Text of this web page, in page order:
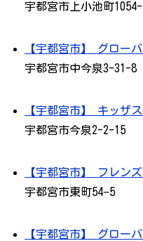
宇都宮市上小池町
【宇都宮市】 グロー
宇都宮市中今泉3-31-8
【宇都宮市】 キッザ
宇都宮市今泉2-2-15
【宇都宮市】 フレン
宇都宮市東町54−5
【宇都宮市】 グロー